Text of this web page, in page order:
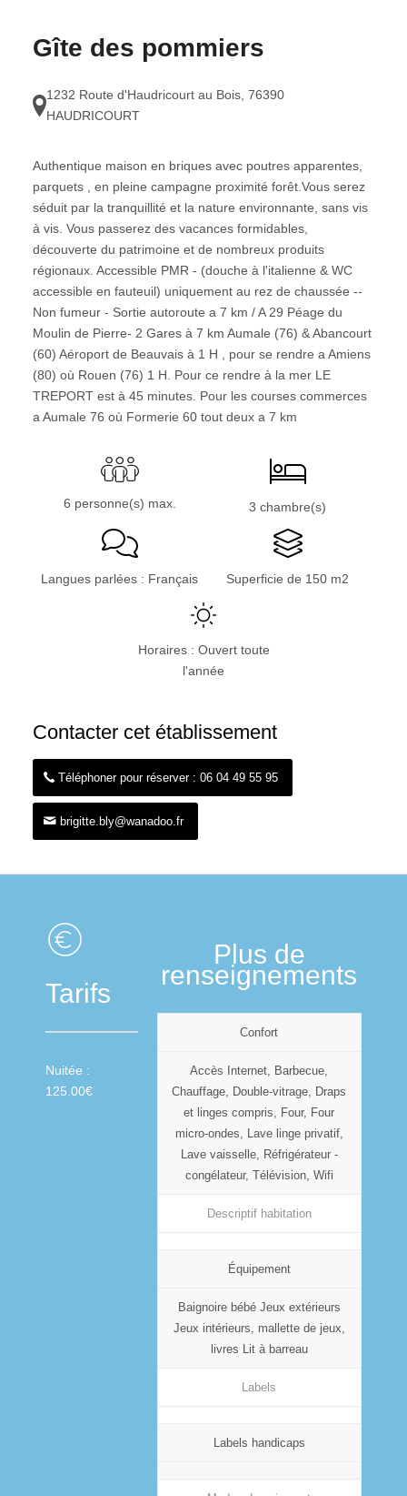
Gîte des pommiers
1232 Route d'Haudricourt au Bois, 76390
HAUDRICOURT
Authentique maison en briques avec poutres apparentes,
parquets , en pleine campagne proximité forêt.Vous serez
séduit par la tranquillité et la nature environnante, sans vis
à vis. Vous passerez des vacances formidables,
découverte du patrimoine et de nombreux produits
régionaux. Accessible PMR - (douche à l'italienne & WC
accessible en fauteuil) uniquement au rez de chaussée --
Non fumeur - Sortie autoroute a 7 km / A 29 Péage du
Moulin de Pierre- 2 Gares à 7 km Aumale (76) & Abancourt
(60) Aéroport de Beauvais à 1 H , pour se rendre a Amiens
(80) où Rouen (76) 1 H. Pour ce rendre à la mer LE
TREPORT est à 45 minutes. Pour les courses commerces
a Aumale 76 où Formerie 60 tout deux a 7 km
6 personne(s) max. 3 chambre(s)
Langues parlées : Français Superficie de 150 m2
Horaires : Ouvert toute
l'année
Contacter cet établissement
Téléphoner pour réserver : 06 04 49 55 95
brigitte.bly@wanadoo.fr
Tarifs
Nuitée :
125.00€
Plus de
renseignements
Confort
Accès Internet, Barbecue,
Chauffage, Double-vitrage, Draps
et linges compris, Four, Four
micro-ondes, Lave linge privatif,
Lave vaisselle, Réfrigérateur -
congélateur, Télévision, Wifi
Descriptif habitation
Équipement
Baignoire bébé Jeux extérieurs
Jeux intérieurs, mallette de jeux,
livres Lit à barreau
Labels
Labels handicaps